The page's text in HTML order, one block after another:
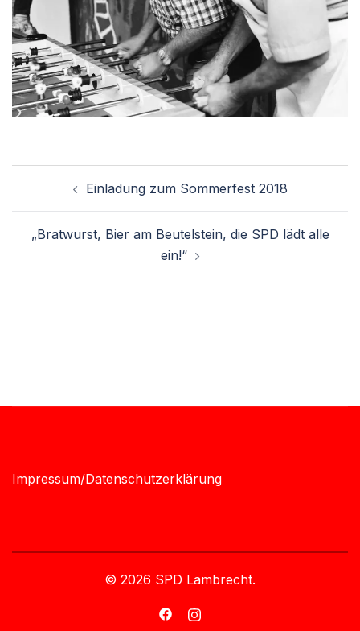
Einladung zum Sommerfest 2018
„Bratwurst, Bier am Beutelstein, die SPD lädt alle
ein!“
Impressum/Datenschutzerklärung
© 2026 SPD Lambrecht.